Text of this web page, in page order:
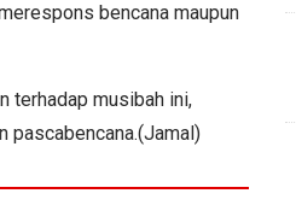
bencana maupun
terhadap musibah ini,
pascabencana.(Jamal)